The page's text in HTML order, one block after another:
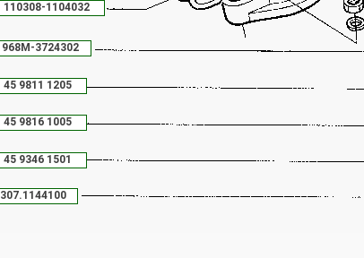
110308-1104032
307.1144100
45 9346 1501
45 9811 1205
45 9816 1005
968М-3724302